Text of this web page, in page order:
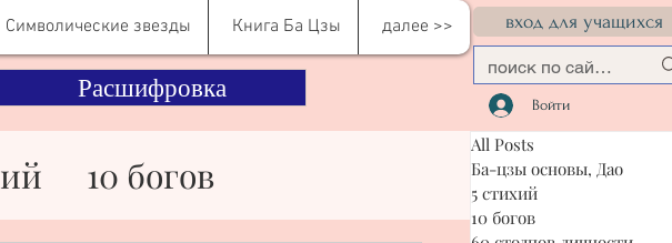
Символические звезды Книга Ба Цзы далее >>
Расшифровка
вход для учащихся
Войти
10 богов
All Posts
Ба-цзы основы, Дао
5 стихий
10 богов